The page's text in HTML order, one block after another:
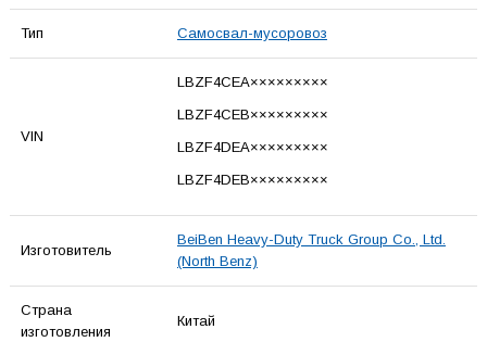
Тип Самосвал-мусоровоз
VIN
LBZF4CEA×××××××××
LBZF4CEB×××××××××
LBZF4DEA×××××××××
LBZF4DEB×××××××××
Изготовитель
BeiBen Heavy-Duty Truck Group Co., Ltd.
(North Benz)
Страна
изготовления
Китай